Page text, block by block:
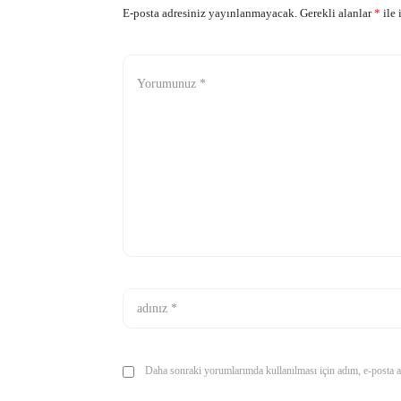
E-posta adresiniz yayınlanmayacak. Gerekli alanlar* ile
Daha sonraki yorumlarımda kullanılması için adım, e-posta